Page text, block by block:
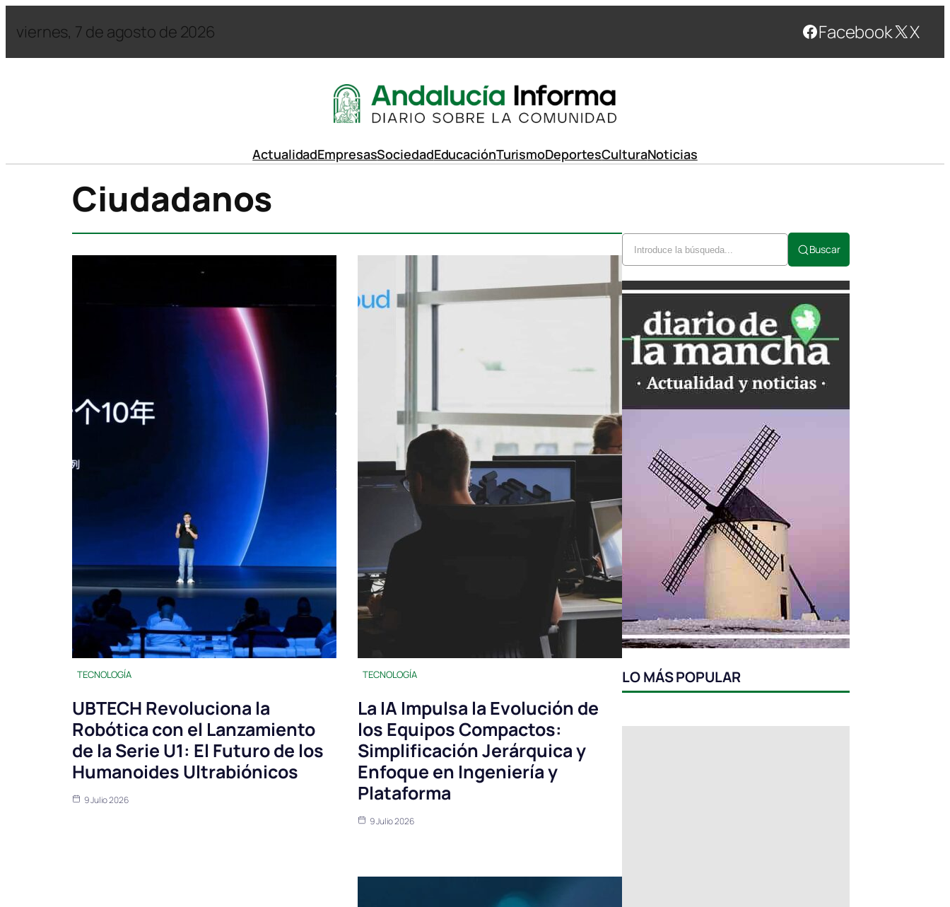
viernes, 7 de agosto de 2026 Facebook X
ActualidadEmpresasSociedadEducaciónTurismoDeportesCulturaNoticias
Ciudadanos
TECNOLOGÍA
UBTECH Revoluciona la
Robótica con el Lanzamiento
de la Serie U1: El Futuro de los
Humanoides Ultrabiónicos
9 Julio 2026
TECNOLOGÍA
La IA Impulsa la Evolución de
los Equipos Compactos:
Simplificación Jerárquica y
Enfoque en Ingeniería y
Plataforma
9 Julio 2026
Buscar
LO MÁS POPULAR